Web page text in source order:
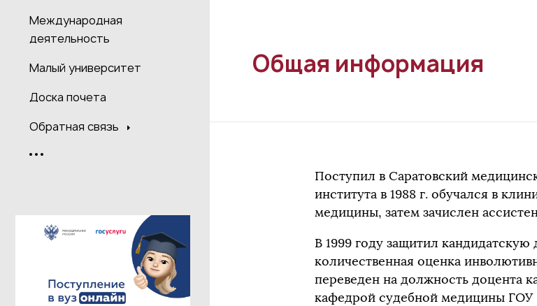
Международная
деятельность
Малый университет
Доска почета
Обратная связь
Общая информация
Поступил в Саратовский
института в 1988 г. обучался в
медицины, затем зачислен
В 1999 году защитил
количественная оценка
переведен на должность доцента
кафедрой судебной медицины